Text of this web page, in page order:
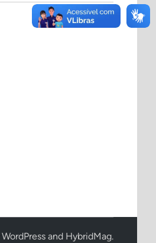
WordPress and HybridMag.